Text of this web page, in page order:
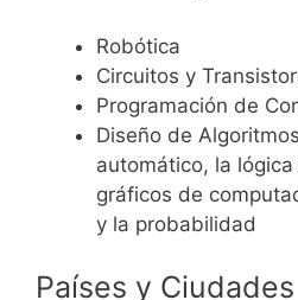
Robótica
Circuitos y
Programación de
Diseño de
automático, la
gráficos de
y la probabilidad
Países y